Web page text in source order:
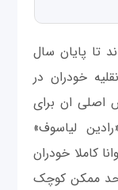
تا پایان سال
نقلیه خودران در
اصلی ان برای
«رادین لیاسوف»
کاملا خودران
حد ممکن کوچک